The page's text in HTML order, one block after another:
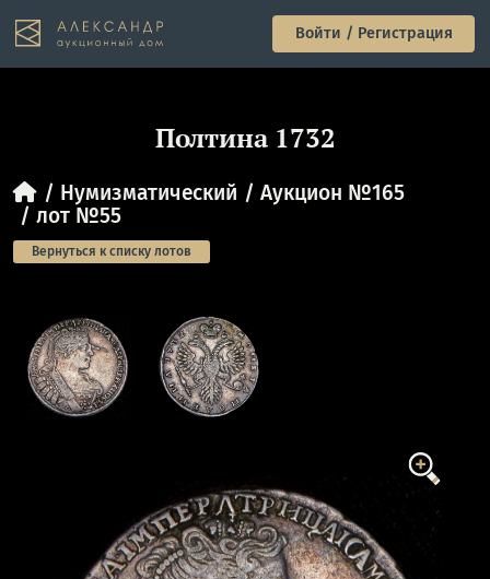
Войти / Регистрация
Полтина 1732
Нумизматический
Аукцион №165
лот №55
Вернуться к списку лотов